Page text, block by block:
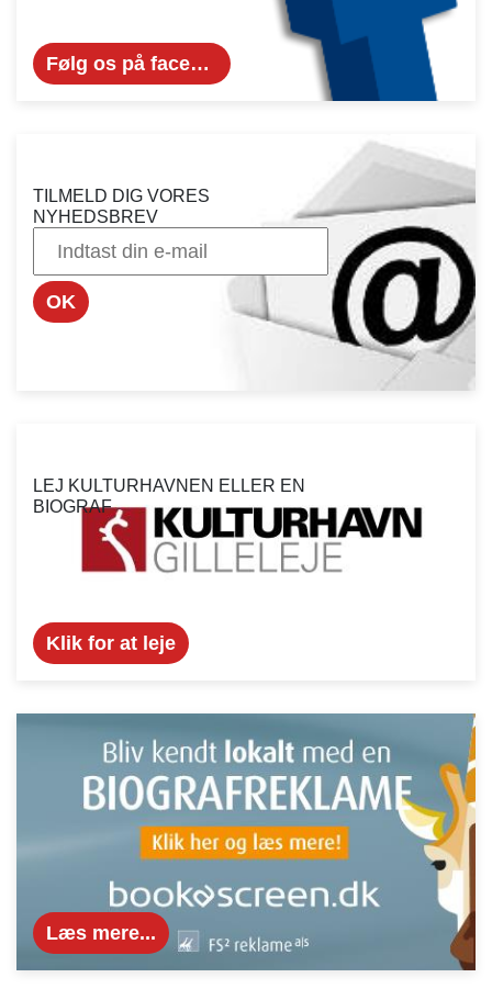
Følg os på facebook...
TILMELD DIG VORES
NYHEDSBREV
OK
LEJ KULTURHAVNEN ELLER EN
BIOGRAF
Klik for at leje
Læs mere...